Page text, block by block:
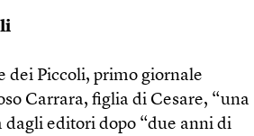
dei Piccoli, primo giornale
Carrara, figlia di Cesare, “una
dagli editori dopo “due anni di